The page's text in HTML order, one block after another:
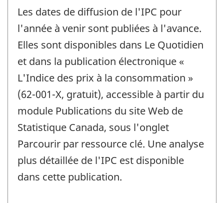
Les dates de diffusion de l'IPC pour
l'année à venir sont publiées à l'avance.
Elles sont disponibles dans Le Quotidien
et dans la publication électronique «
L'Indice des prix à la consommation »
(62-001-X, gratuit), accessible à partir du
module Publications du site Web de
Statistique Canada, sous l'onglet
Parcourir par ressource clé. Une analyse
plus détaillée de l'IPC est disponible
dans cette publication.